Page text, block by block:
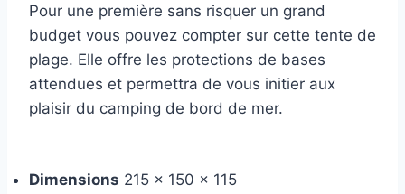
Pour une première sans risquer un grand
budget vous pouvez compter sur cette tente de
plage. Elle offre les protections de bases
attendues et permettra de vous initier aux
plaisir du camping de bord de mer.
Dimensions 215 x 150 x 115